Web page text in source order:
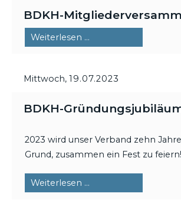
BDKH-
Weiterlesen …
Mittwoch, 19.07.2023
BDKH-
2023 wird unser Verband zehn
Grund, zusammen ein Fest zu feiern!
Weiterlesen …